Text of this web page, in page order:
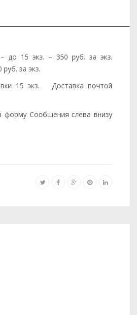
до 15 экз. – 350 руб. за экз.
за экз.
15 экз. Доставка почтой
форму Сообщения слева внизу